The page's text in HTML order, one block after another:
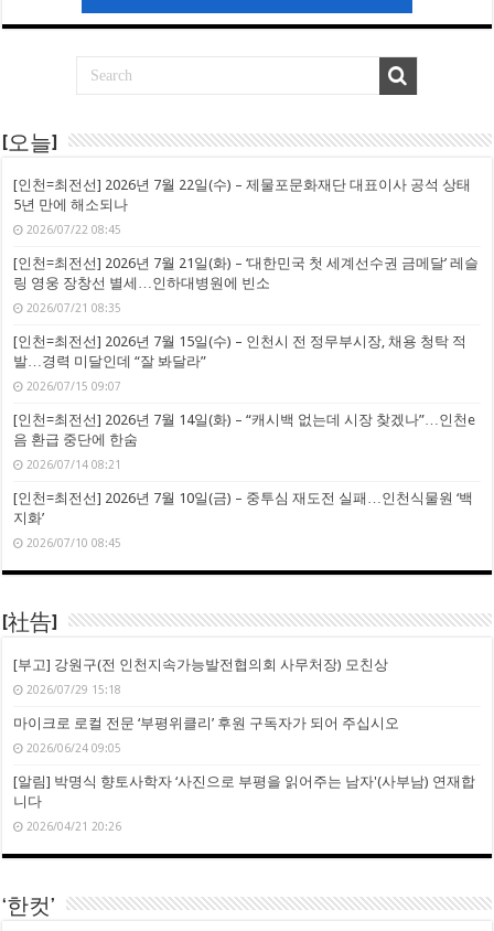
[오늘]
[인천=최전선] 2026년 7월 22일(수) – 제물포문화재단 대표이사 공석 상태
5년 만에 해소되나
2026/07/22 08:45
[인천=최전선] 2026년 7월 21일(화) – ‘대한민국 첫 세계선수권 금메달’ 레슬
링 영웅 장창선 별세…인하대병원에 빈소
2026/07/21 08:35
[인천=최전선] 2026년 7월 15일(수) – 인천시 전 정무부시장, 채용 청탁 적
발…경력 미달인데 “잘 봐달라”
2026/07/15 09:07
[인천=최전선] 2026년 7월 14일(화) – “캐시백 없는데 시장 찾겠나”…인천e
음 환급 중단에 한숨
2026/07/14 08:21
[인천=최전선] 2026년 7월 10일(금) – 중투심 재도전 실패…인천식물원 ‘백
지화’
2026/07/10 08:45
[社告]
[부고] 강원구(전 인천지속가능발전협의회 사무처장) 모친상
2026/07/29 15:18
마이크로 로컬 전문 ‘부평위클리’ 후원 구독자가 되어 주십시오
2026/06/24 09:05
[알림] 박명식 향토사학자 ‘사진으로 부평을 읽어주는 남자'(사부남) 연재합
니다
2026/04/21 20:26
‘한컷’